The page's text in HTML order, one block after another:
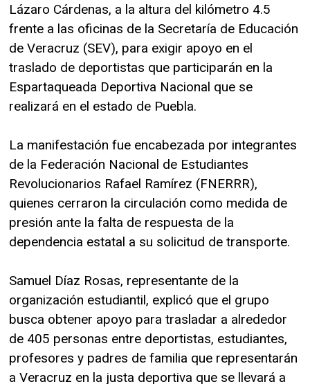
Lázaro Cárdenas, a la altura del kilómetro 4.5
frente a las oficinas de la Secretaría de Educación
de Veracruz (SEV), para exigir apoyo en el
traslado de deportistas que participarán en la
Espartaqueada Deportiva Nacional que se
realizará en el estado de Puebla.
La manifestación fue encabezada por integrantes
de la Federación Nacional de Estudiantes
Revolucionarios Rafael Ramírez (FNERRR),
quienes cerraron la circulación como medida de
presión ante la falta de respuesta de la
dependencia estatal a su solicitud de transporte.
Samuel Díaz Rosas, representante de la
organización estudiantil, explicó que el grupo
busca obtener apoyo para trasladar a alrededor
de 405 personas entre deportistas, estudiantes,
profesores y padres de familia que representarán
a Veracruz en la justa deportiva que se llevará a